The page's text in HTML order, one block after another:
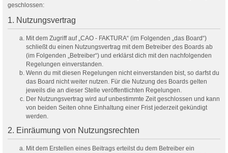
geschlossen:
1. Nutzungsvertrag
Mit dem Zugriff auf „CAO - FAKTURA“ (im Folgenden „das Board“)
schließt du einen Nutzungsvertrag mit dem Betreiber des Boards ab
(im Folgenden „Betreiber“) und erklärst dich mit den nachfolgenden
Regelungen einverstanden.
Wenn du mit diesen Regelungen nicht einverstanden bist, so darfst du
das Board nicht weiter nutzen. Für die Nutzung des Boards gelten
jeweils die an dieser Stelle veröffentlichten Regelungen.
Der Nutzungsvertrag wird auf unbestimmte Zeit geschlossen und kann
von beiden Seiten ohne Einhaltung einer Frist jederzeit gekündigt
werden.
2. Einräumung von Nutzungsrechten
Mit dem Erstellen eines Beitrags erteilst du dem Betreiber ein